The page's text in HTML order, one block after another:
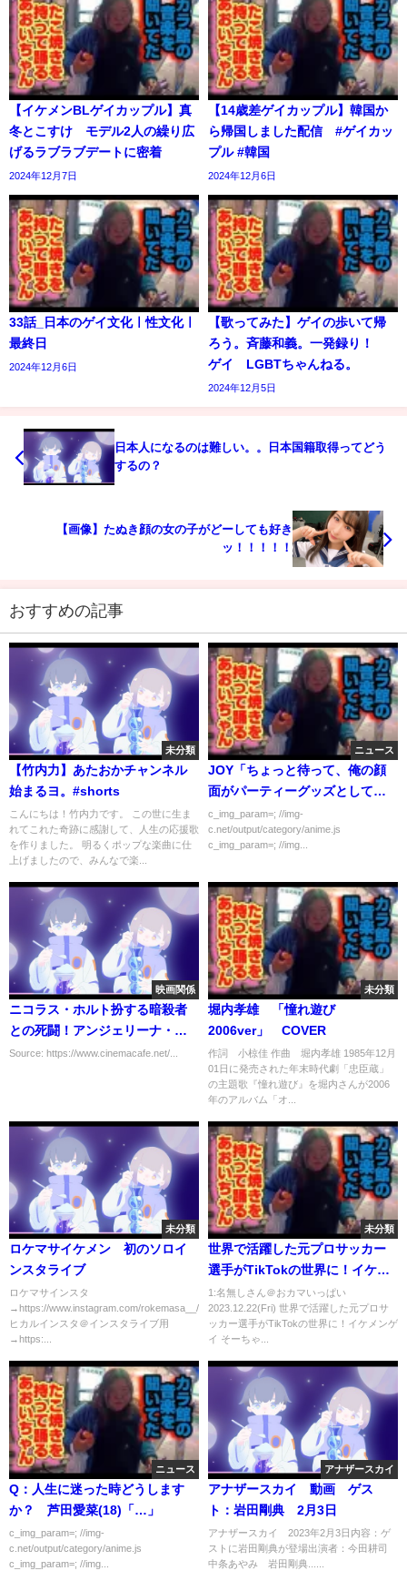
【イケメンBLゲイカップル】真
冬とこすけ モデル2人の繰り広
げるラブラブデートに密着
2024年12月7日
【14歳差ゲイカップル】韓国か
ら帰国しました配信 #ゲイカッ
プル #韓国
2024年12月6日
33話_日本のゲイ文化ㅣ性文化ㅣ
最終日
2024年12月6日
【歌ってみた】ゲイの歩いて帰
ろう。斉藤和義。一発録り！
ゲイ LGBTちゃんねる。
2024年12月5日
日本人になるのは難しい。。日本国籍取得ってどう
するの？
【画像】たぬき顔の女の子がどーしても好き
ッ！！！！！
おすすめの記事
未分類
【竹内力】あたおかチャンネル
始まるヨ。#shorts
こんにちは！竹内力です。 この世に生ま
れてこれた奇跡に感謝して、人生の応援歌
を作りました。 明るくポップな楽曲に仕
上げましたので、みんなで楽...
ニュース
JOY「ちょっと待って、俺の顔
面がパーティーグッズとして紹
介されてるんだけど？」
c_img_param=; //img-
c.net/output/category/anime.js
c_img_param=; //img...
映画関係
ニコラス・ホルト扮する暗殺者
との死闘！アンジェリーナ・ジ
ョリー主演『モンタナの目撃
Source: https://www.cinemacafe.net/...
未分類
堀内孝雄 「憧れ遊び
2006ver」 COVER
作詞 小椋佳 作曲 堀内孝雄 1985年12月
01日に発売された年末時代劇「忠臣蔵」
の主題歌『憧れ遊び』を堀内さんが2006
年のアルバム「オ...
未分類
ロケマサイケメン 初のソロイ
ンスタライブ
ロケマサインスタ
→https://www.instagram.com/rokemasa__/
ヒカルインスタ＠インスタライブ用
→https:...
未分類
世界で活躍した元プロサッカー
選手がTikTokの世界に！イケメ
ンゲイ そーちゃん を深掘りしち
ゃいます💖
1:名無しさん＠おカマいっぱい
2023.12.22(Fri) 世界で活躍した元プロサ
ッカー選手がTikTokの世界に！イケメンゲ
イ そーちゃ...
ニュース
Q：人生に迷った時どうします
か？ 芦田愛菜(18)「…」
c_img_param=; //img-
c.net/output/category/anime.js
c_img_param=; //img...
アナザースカイ
アナザースカイ 動画 ゲス
ト：岩田剛典 2月3日
アナザースカイ 2023年2月3日内容：ゲ
ストに岩田剛典が登場出演者：今田耕司
中条あやみ 岩田剛典......